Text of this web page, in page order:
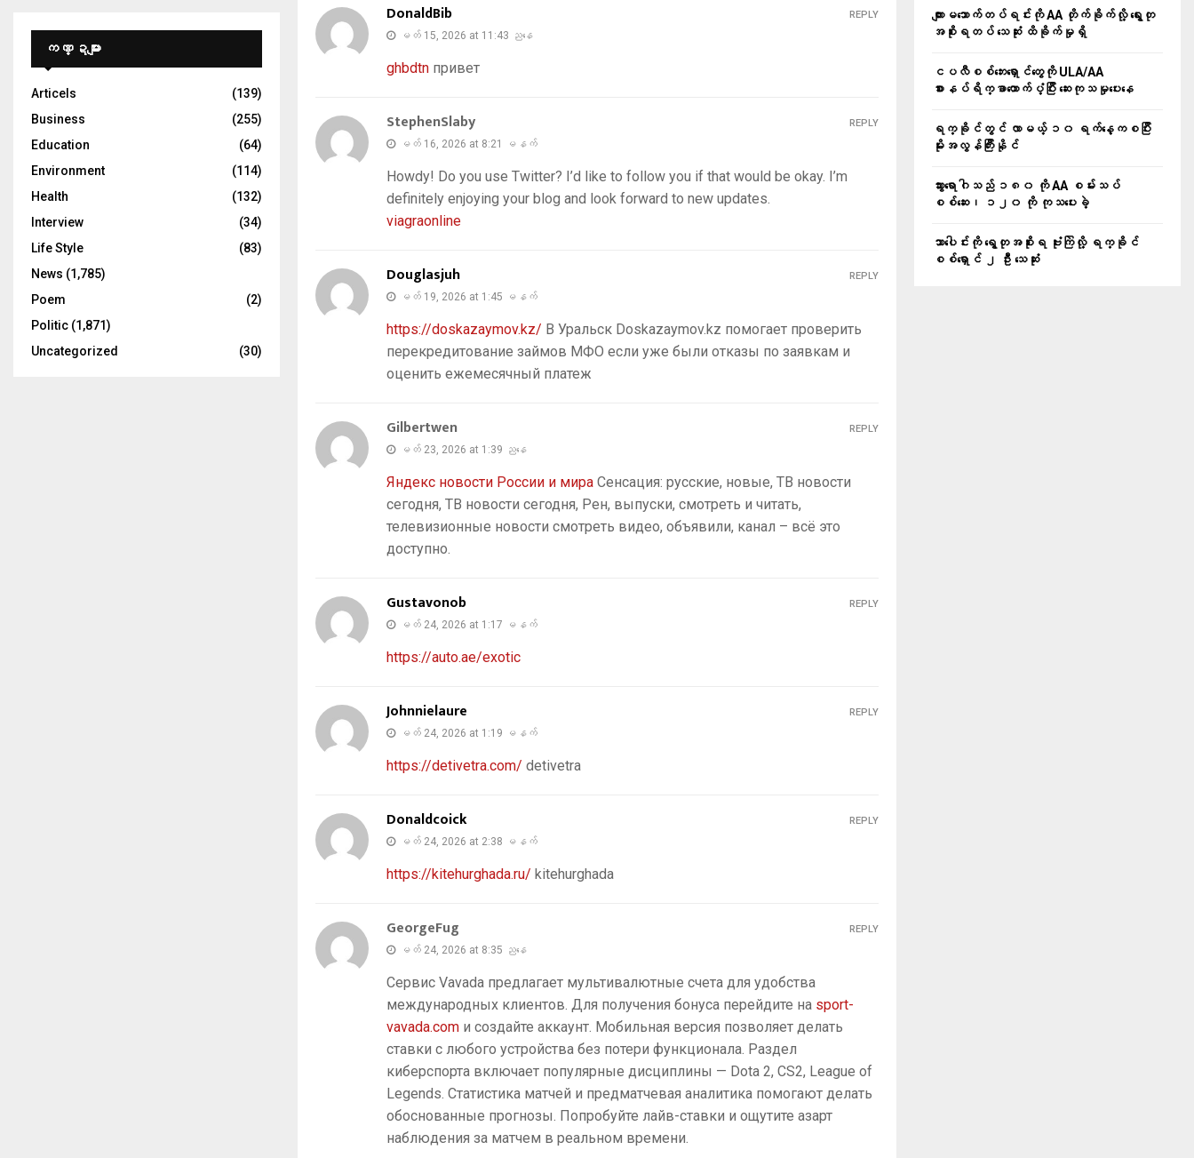
DonaldBib
မတ် 15, 2026 at 11:43 ညနေ
ghbdtn привет
REPLY
StephenSlaby
မတ် 16, 2026 at 8:21 မနက်
Howdy! Do you use Twitter? I’d like to follow you if that would be okay. I’m
definitely enjoying your blog and look forward to new updates.
viagraonline
REPLY
Douglasjuh
မတ် 19, 2026 at 1:45 မနက်
https://doskazaymov.kz/ В Уральск Doskazaymov.kz помогает проверить
перекредитование займов МФО если уже были отказы по заявкам и
оценить ежемесячный платеж
REPLY
Gilbertwen
မတ် 23, 2026 at 1:39 ညနေ
Яндекс новости России и мира Сенсация: русские, новые, ТВ новости
сегодня, ТВ новости сегодня, Рен, выпуски, смотреть и читать,
телевизионные новости смотреть видео, объявили, канал – всё это
доступно.
REPLY
Gustavonob
မတ် 24, 2026 at 1:17 မနက်
https://auto.ae/exotic
REPLY
Johnnielaure
မတ် 24, 2026 at 1:19 မနက်
https://detivetra.com/ detivetra
REPLY
Donaldcoick
မတ် 24, 2026 at 2:38 မနက်
https://kitehurghada.ru/ kitehurghada
REPLY
GeorgeFug
မတ် 24, 2026 at 8:35 ညနေ
Сервис Vavada предлагает мультивалютные счета для удобства
международных клиентов. Для получения бонуса перейдите на sport-
vavada.com и создайте аккаунт. Мобильная версия позволяет делать
ставки с любого устройства без потери функционала. Раздел
киберспорта включает популярные дисциплины — Dota 2, CS2, League of
Legends. Статистика матчей и предматчевая аналитика помогают делать
обоснованные прогнозы. Попробуйте лайв-ставки и ощутите азарт
наблюдения за матчем в реальном времени.
REPLY
ကဏ္ဍများ
Articels
(139)
Business
(255)
Education
(64)
Environment
(114)
Health
(132)
Interview
(34)
Life Style
(83)
News (1,785)
Poem
(2)
Politic (1,871)
Uncategorized
(30)
ကျားမသောက်တပ်ရင်းကို AA တိုက်ခိုက်လို့ ရွေးတု
အစိုးရတပ် သေဆုံး ထိခိုက်မှုရှိ
ငပလီစစ်ဘေးရှောင်တွေကို ULA/AA
စားနပ်ရိက္ခာထောက်ပံ့ပြီး ဆေးကုသမှုပေးနေ
ရက္ခိုင်တွင် လာမယ့် ၁၀ ရက်နေ့ကစပြီး
မိုးအလွန်ကြီးနိုင်
သွားရောဂါသည် ၁၈၀ ကို AA စမ်းသပ်
စစ်ဆေး၊ ၁၂၀ ကို ကုသပေးခဲ့
သာပေါင်းကို ရွေတုအစိုးရ ဗုံးကြဲလို့ ရက္ခိုင်
စစ်ရှောင် ၂ ဦး သေဆုံး